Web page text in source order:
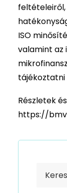
ISO
valamint az
tájékoztatni
Részletek
https://